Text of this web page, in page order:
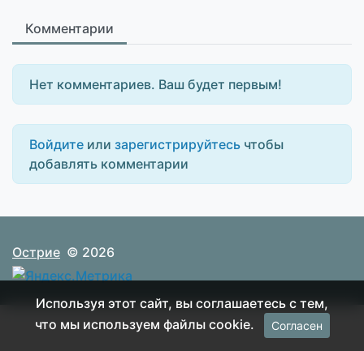
Комментарии
Нет комментариев. Ваш будет первым!
Войдите или зарегистрируйтесь чтобы
добавлять комментарии
Острие © 2026
Используя этот сайт, вы соглашаетесь с тем,
что мы используем файлы cookie.
Согласен